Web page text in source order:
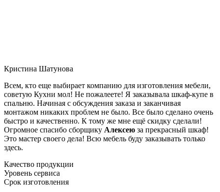
Кристина Шатунова
Всем, кто еще выбирает компанию для изготовления мебели,
советую Кухни мол! Не пожалеете! Я заказывала шкаф-купе в
спальню. Начиная с обсуждения заказа и заканчивая
монтажом никаких проблем не было. Все было сделано очень
быстро и качественно. К тому же мне ещё скидку сделали!
Огромное спасибо сборщику Алексею за прекрасный шкаф!
Это мастер своего дела! Всю мебель буду заказывать только
здесь.
Качество продукции
Уровень сервиса
Срок изготовления